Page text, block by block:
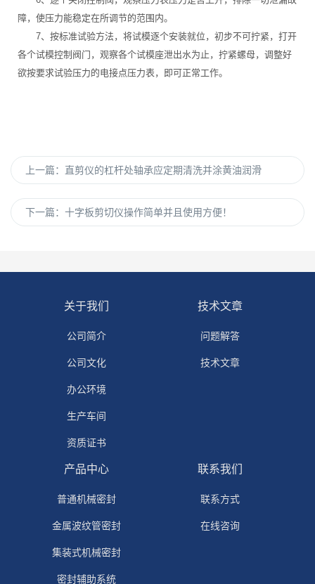
障，使压力能稳定在所调节的范围内。
7、按标准试验方法，将试模逐个安装就位，初步不可拧紧，打开
各个试模控制阀门，观察各个试模座泄出水为止，拧紧螺母，调整好
欲按要求试验压力的电接点压力表，即可正常工作。
上一篇： 直剪仪的杠杆处轴承应定期清洗并涂黄油润滑
下一篇： 十字板剪切仪操作简单并且使用方便！
关于我们
公司简介
公司文化
办公环境
生产车间
资质证书
技术文章
问题解答
技术文章
产品中心
普通机械密封
金属波纹管密封
集装式机械密封
密封辅助系统
联系我们
联系方式
在线咨询